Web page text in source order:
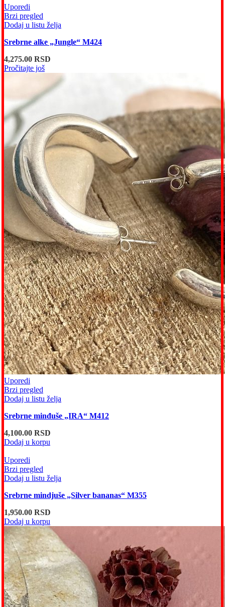
Uporedi
Brzi pregled
Dodaj u listu želja
Srebrne alke „Jungle“ M424
4,275.00 RSD
Pročitajte još
Uporedi
Brzi pregled
Dodaj u listu želja
Srebrne minđuše „IRA“ M412
4,100.00 RSD
Dodaj u korpu
Uporedi
Brzi pregled
Dodaj u listu želja
Srebrne mindjuše „Silver bananas“ M355
1,950.00 RSD
Dodaj u korpu